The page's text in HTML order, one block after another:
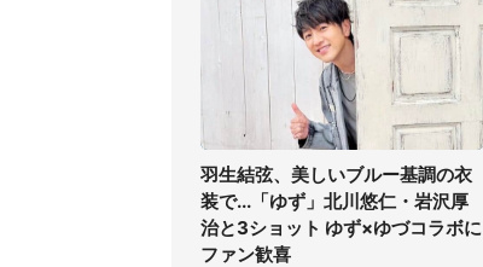
羽生結弦、美しいブルー基調の衣
装で...「ゆず」北川悠仁・岩沢厚
治と3ショット ゆず×ゆづコラボに
ファン歓喜